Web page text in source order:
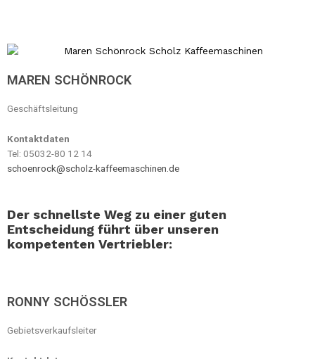
MAREN SCHÖNROCK
Geschäftsleitung
Kontaktdaten
Tel: 05032-80 12 14
schoenrock@scholz-kaffeemaschinen.de
Der schnellste Weg zu einer guten
Entscheidung führt über unseren
kompetenten Vertriebler:
RONNY SCHÖSSLER
Gebietsverkaufsleiter